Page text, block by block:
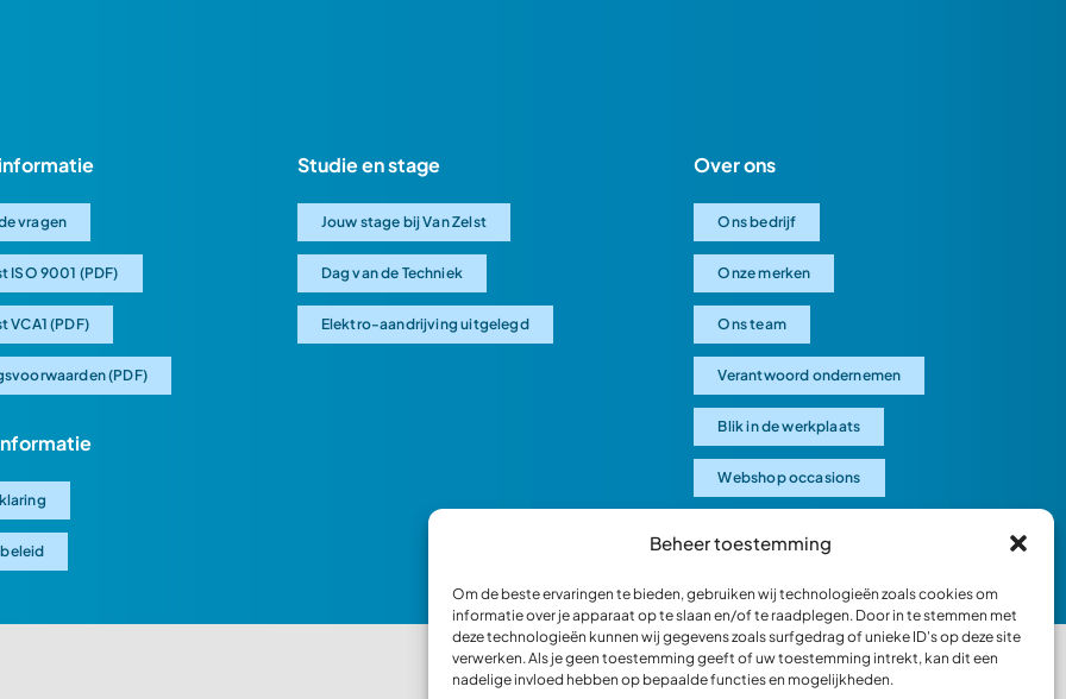
Beheer toestemming
Om de beste ervaringen te bieden, gebruiken wij technologieën zoals cookies om
informatie over je apparaat op te slaan en/of te raadplegen. Door in te stemmen met
deze technologieën kunnen wij gegevens zoals surfgedrag of unieke ID's op deze site
verwerken. Als je geen toestemming geeft of uw toestemming intrekt, kan dit een
nadelige invloed hebben op bepaalde functies en mogelijkheden.
vragen
ISO 9001 (PDF)
VCA1 (PDF)
(PDF)
Studie en stage
Jouw stage bij Van Zelst
Dag van de Techniek
Elektro-aandrijving uitgelegd
Over ons
Ons bedrijf
Onze merken
Ons team
Verantwoord ondernemen
Blik in de werkplaats
Webshop occasions